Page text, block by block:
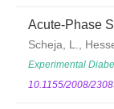
Pinchera, A.,
Acute-Phase
Resistance in
Scheja, L.,
A.M., Pospisil,
Experimental
10.1155/2008/